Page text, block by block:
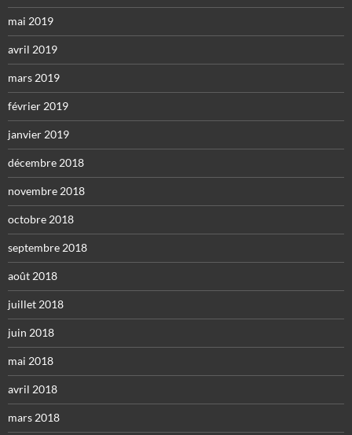
mai 2019
avril 2019
mars 2019
février 2019
janvier 2019
décembre 2018
novembre 2018
octobre 2018
septembre 2018
août 2018
juillet 2018
juin 2018
mai 2018
avril 2018
mars 2018